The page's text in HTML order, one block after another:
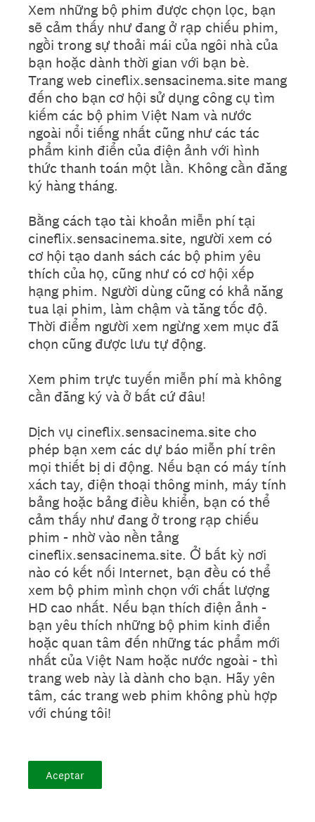
Xem những bộ phim được chọn lọc, bạn
sẽ cảm thấy như đang ở rạp chiếu phim,
ngồi trong sự thoải mái của ngôi nhà của
bạn hoặc dành thời gian với bạn bè.
Trang web cineflix.sensacinema.site mang
đến cho bạn cơ hội sử dụng công cụ tìm
kiếm các bộ phim Việt Nam và nước
ngoài nổi tiếng nhất cũng như các tác
phẩm kinh điển của điện ảnh với hình
thức thanh toán một lần. Không cần đăng
ký hàng tháng.
Bằng cách tạo tài khoản miễn phí tại
cineflix.sensacinema.site, người xem có
cơ hội tạo danh sách các bộ phim yêu
thích của họ, cũng như có cơ hội xếp
hạng phim. Người dùng cũng có khả năng
tua lại phim, làm chậm và tăng tốc độ.
Thời điểm người xem ngừng xem mục đã
chọn cũng được lưu tự động.
Xem phim trực tuyến miễn phí mà không
cần đăng ký và ở bất cứ đâu!
Dịch vụ cineflix.sensacinema.site cho
phép bạn xem các dự báo miễn phí trên
mọi thiết bị di động. Nếu bạn có máy tính
xách tay, điện thoại thông minh, máy tính
bảng hoặc bảng điều khiển, bạn có thể
cảm thấy như đang ở trong rạp chiếu
phim - nhờ vào nền tảng
cineflix.sensacinema.site. Ở bất kỳ nơi
nào có kết nối Internet, bạn đều có thể
xem bộ phim mình chọn với chất lượng
HD cao nhất. Nếu bạn thích điện ảnh -
bạn yêu thích những bộ phim kinh điển
hoặc quan tâm đến những tác phẩm mới
nhất của Việt Nam hoặc nước ngoài - thì
trang web này là dành cho bạn. Hãy yên
tâm, các trang web phim không phù hợp
với chúng tôi!
Aceptar